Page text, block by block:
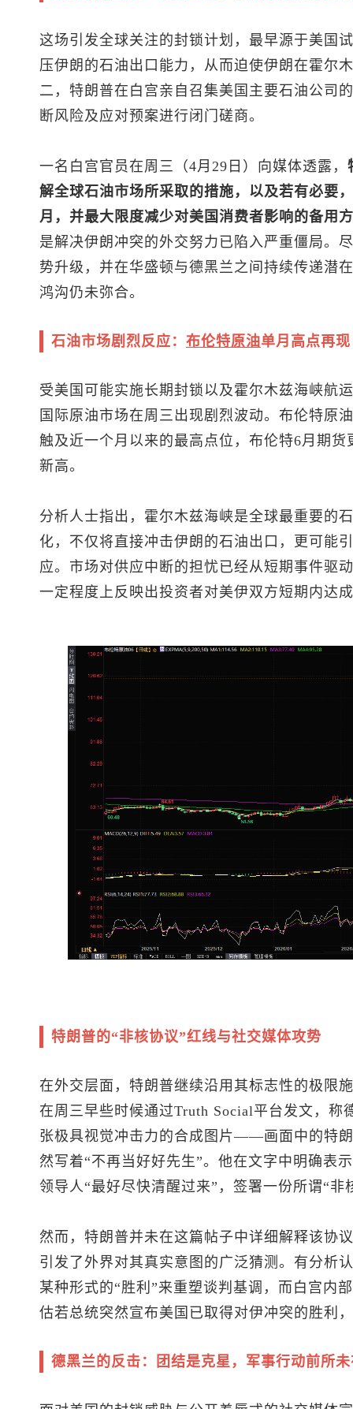
这场引发全球关注的封锁计划，最早源于美国
压伊朗的石油出口能力，从而迫使伊朗在霍尔
二，特朗普在白宫亲自召集美国主要石油公司
断风险及应对预案进行闭门磋商。
一名白宫官员在周三（4月29日）向媒体透露，
解全球石油市场所采取的措施，以及若有必要
月，并最大限度减少对美国消费者影响的备用
是解决伊朗冲突的外交努力已陷入严重僵局。
势升级，并在华盛顿与德黑兰之间持续传递潜
鸿沟仍未弥合。
石油市场剧烈反应： 布伦特原油单月高点再现
受美国可能实施长期封锁以及霍尔木兹海峡航
国际原油市场在周三出现剧烈波动。 布伦特原油
触及近一个月以来的最高点位，布伦特6月期货
新高。
分析人士指出，霍尔木兹海峡是全球最重要的
化，不仅将直接冲击伊朗的石油出口，更可能
应。市场对供应中断的担忧已经从短期事件驱
一定程度上反映出投资者对美伊双方短期内达
特朗普的“非核协议”红线与社交媒体攻势
在外交层面，特朗普继续沿用其标志性的极限
在周三早些时候通过Truth Social平台发文，称
张极具视觉冲击力的合成图片——画面中的特
然写着“不再当好好先生”。他在文字中明确表
领导人“最好尽快清醒过来”，签署一份所谓“非
然而，特朗普并未在这篇帖子中详细解释该协
引发了外界对其真实意图的广泛猜测。有分析
某种形式的“胜利”来重塑谈判基调，而白宫内
估若总统突然宣布美国已取得对伊冲突的胜利
德黑兰的反击：团结是克星，军事行动前所